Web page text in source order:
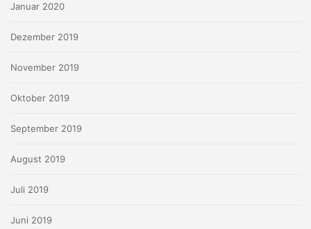
Januar 2020
Dezember 2019
November 2019
Oktober 2019
September 2019
August 2019
Juli 2019
Juni 2019